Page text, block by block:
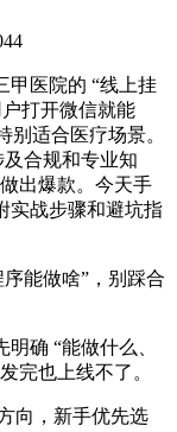
甲医院的 “线上挂
打开微信就能
别适合医疗场景。
及合规和专业知
出爆款。今天手
实战步骤和避坑指
能做啥”，别踩合
确 “能做什么、
完也上线不了。
向，新手优先选